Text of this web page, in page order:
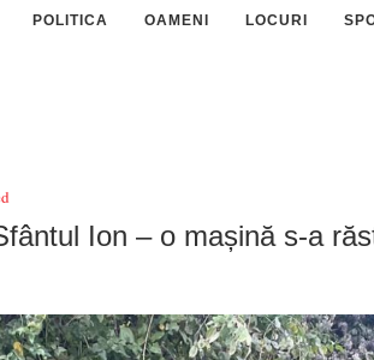
POLITICA OAMENI LOCURI
Ion – o mașină s-a